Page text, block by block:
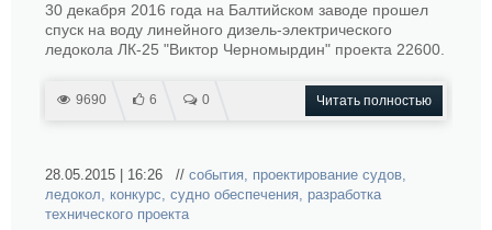
30 декабря 2016 года на Балтийском заводе прошел
спуск на воду линейного дизель-электрического
ледокола ЛК-25 "Виктор Черномырдин" проекта 22600.
9690 6 0 Читать полностью
28.05.2015 | 16:26 // события, проектирование судов,
ледокол, конкурс, судно обеспечения, разработка
технического проекта